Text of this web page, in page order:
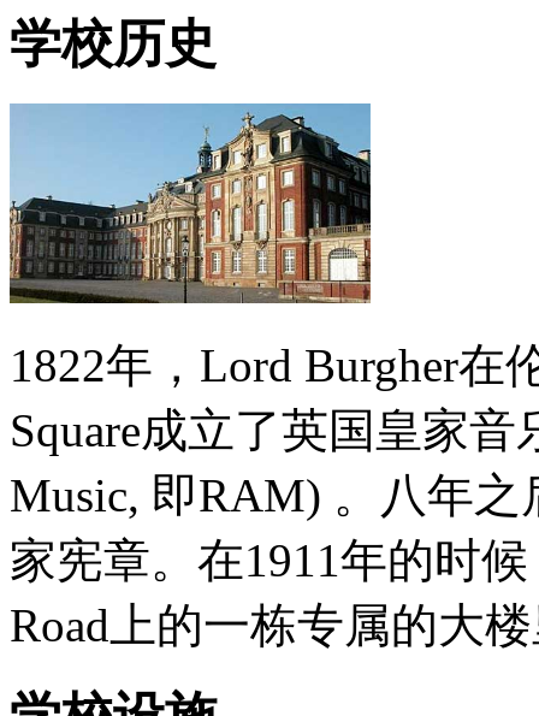
学校历史
1822年，Lord Burgher在
Square成立了英国皇家音
Music, 即RAM) 。八年
家宪章。在1911年的时
Road上的一栋专属的大